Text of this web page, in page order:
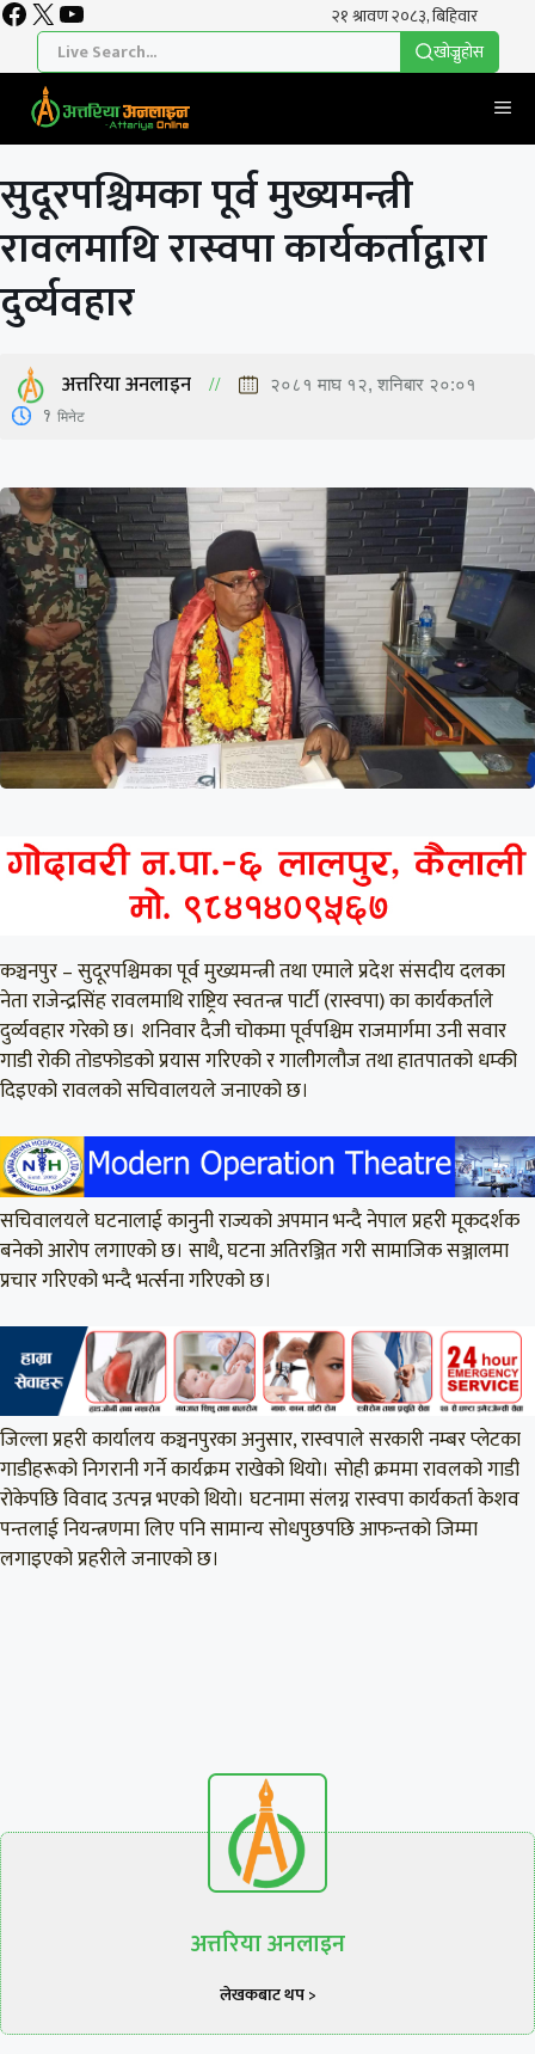
Skip
content
Facebook
X YouTube
खाेज्नुहाेस
सुदूरपश्चिमका पूर्व मुख्यमन्त्री
रावलमाथि रास्वपा कार्यकर्ताद्वारा
दुर्व्यवहार
अत्तरिया अनलाइन २०८१ माघ १२, शनिबार २०:०१
1 मिनेट
कञ्चनपुर – सुदूरपश्चिमका पूर्व मुख्यमन्त्री तथा एमाले प्रदेश संसदीय दलका
नेता राजेन्द्रसिंह रावलमाथि राष्ट्रिय स्वतन्त्र पार्टी (रास्वपा) का कार्यकर्ताले
दुर्व्यवहार गरेको छ। शनिवार दैजी चोकमा पूर्वपश्चिम राजमार्गमा उनी सवार
गाडी रोकी तोडफोडको प्रयास गरिएको र गालीगलौज तथा हातपातको धम्की
दिइएको रावलको सचिवालयले जनाएको छ।
सचिवालयले घटनालाई कानुनी राज्यको अपमान भन्दै नेपाल प्रहरी मूकदर्शक
बनेको आरोप लगाएको छ। साथै, घटना अतिरञ्जित गरी सामाजिक सञ्जालमा
प्रचार गरिएको भन्दै भर्त्सना गरिएको छ।
जिल्ला प्रहरी कार्यालय कञ्चनपुरका अनुसार, रास्वपाले सरकारी नम्बर प्लेटका
गाडीहरूको निगरानी गर्ने कार्यक्रम राखेको थियो। सोही क्रममा रावलको गाडी
रोकेपछि विवाद उत्पन्न भएको थियो। घटनामा संलग्न रास्वपा कार्यकर्ता केशव
पन्तलाई नियन्त्रणमा लिए पनि सामान्य सोधपुछपछि आफन्तको जिम्मा
लगाइएको प्रहरीले जनाएको छ।
अत्तरिया अनलाइन
लेखकबाट थप >